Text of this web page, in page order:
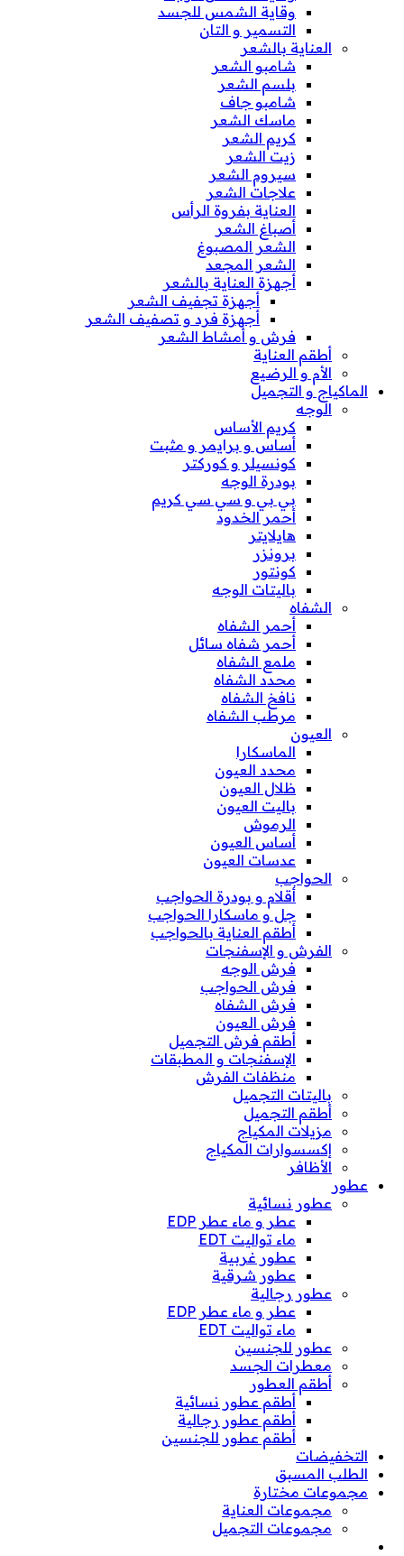
وقاية الشمس للجسد
التسمير و التان
العناية بالشعر
شامبو الشعر
بلسم الشعر
شامبو جاف
ماسك الشعر
كريم الشعر
زيت الشعر
سيروم الشعر
علاجات الشعر
العناية بفروة الرأس
أصباغ الشعر
الشعر المصبوغ
الشعر المجعد
أجهزة العناية بالشعر
أجهزة تجفيف الشعر
أجهزة فرد و تصفيف الشعر
فرش و أمشاط الشعر
أطقم العناية
الأم و الرضيع
الماكياج و التجميل
الوجه
كريم الأساس
أساس و برايمر و مثبت
كونسيلر و كوركتر
بودرة الوجه
بي بي و سي سي كريم
أحمر الخدود
هايلايتر
برونزر
كونتور
باليتات الوجه
الشفاه
أحمر الشفاه
أحمر شفاه سائل
ملمع الشفاه
محدد الشفاه
نافخ الشفاه
مرطب الشفاه
العيون
الماسكارا
محدد العيون
ظلال العيون
باليت العيون
الرموش
أساس العيون
عدسات العيون
الحواجب
أقلام و بودرة الحواجب
جل و ماسكارا الحواجب
أطقم العناية بالحواجب
الفرش و الإسفنجات
فرش الوجه
فرش الحواجب
فرش الشفاه
فرش العيون
أطقم فرش التجميل
الإسفنجات و المطبقات
منظفات الفرش
باليتات التجميل
أطقم التجميل
مزيلات المكياج
إكسسوارات المكياج
الأظافر
عطور
عطور نسائية
عطر و ماء عطر EDP
ماء تواليت EDT
عطور غربية
عطور شرقية
عطور رجالية
عطر و ماء عطر EDP
ماء تواليت EDT
عطور للجنسين
معطرات الجسد
أطقم العطور
أطقم عطور نسائية
أطقم عطور رجالية
أطقم عطور للجنسين
التخفيضات
الطلب المسبق
مجموعات مختارة
مجموعات العناية
مجموعات التجميل